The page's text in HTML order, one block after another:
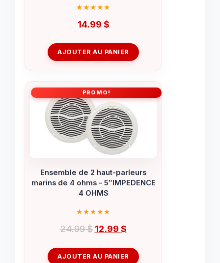
14.99 $
AJOUTER AU PANIER
PROMO!
Ensemble de 2 haut-parleurs
marins de 4 ohms – 5″IMPEDENCE
4 OHMS
24.99$ Le
initial
12.99 $Le
actuel
AJOUTER AU PANIER